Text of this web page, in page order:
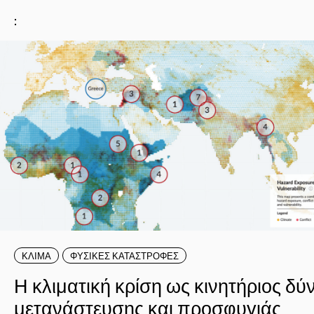
:
ΚΛΙΜΑ ΦΥΣΙΚΕΣ ΚΑΤΑΣΤΡΟΦΕΣ
Η κλιματική κρίση ως κινητήριος
μετανάστευσης και προσφυγιάς